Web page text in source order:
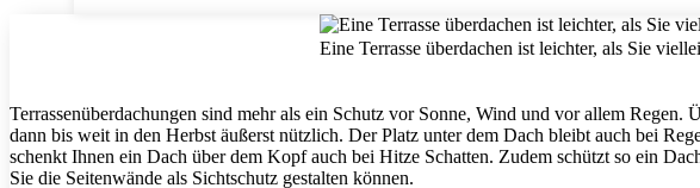
Eine Terrasse überdachen ist leichter, als Sie
Terrassenüberdachungen sind mehr als ein Schutz vor Sonne, Wind und vor allem Regen.
dann bis weit in den Herbst äußerst nützlich. Der Platz unter dem Dach bleibt auch bei
schenkt Ihnen ein Dach über dem Kopf auch bei Hitze Schatten. Zudem schützt so ein
Sie die Seitenwände als Sichtschutz gestalten können.